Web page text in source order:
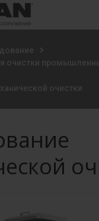
очистки
очистки